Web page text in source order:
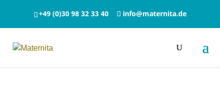
+49 (0)30 98 32 33 40 info@maternita.de